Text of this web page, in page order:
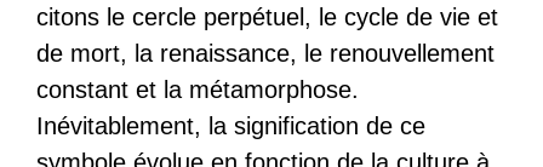
citons le cercle perpétuel, le cycle de vie et
de mort, la renaissance, le renouvellement
constant et la métamorphose.
Inévitablement, la signification de ce